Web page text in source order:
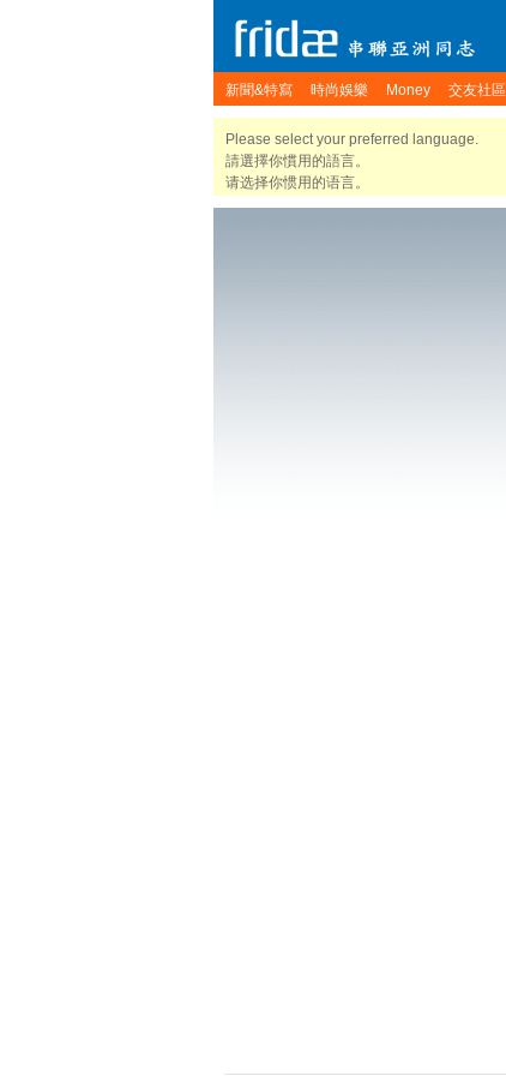
新聞&特寫 時尚娛樂 Money 交友社區
Please select your preferred language.
請選擇你慣用的語言。
请选择你惯用的语言。